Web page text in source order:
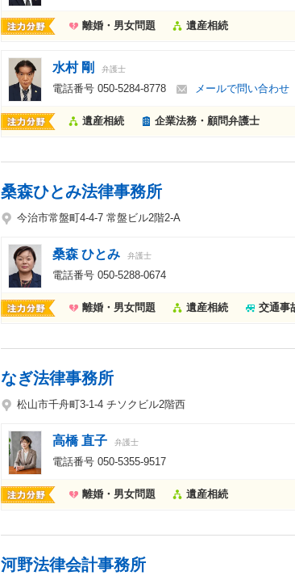
離婚・男女問題 遺産相続
水村 剛 弁護士
電話番号 050-5284-8778 メールで問い合わせ
遺産相続 企業法務・顧問弁護士
桑森ひとみ法律事務所
今治市常盤町4-4-7 常盤ビル2階2-A
桑森 ひとみ 弁護士
電話番号 050-5288-0674
離婚・男女問題 遺産相続 交通事
なぎ法律事務所
松山市千舟町3-1-4 チソクビル2階西
高橋 直子 弁護士
電話番号 050-5355-9517
離婚・男女問題 遺産相続
河野法律会計事務所